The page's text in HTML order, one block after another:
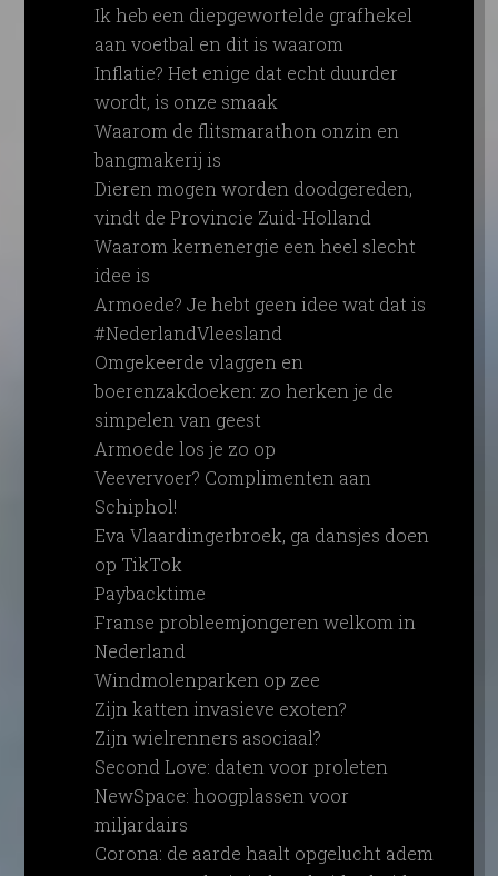
Ik heb een diepgewortelde grafhekel
aan voetbal en dit is waarom
Inflatie? Het enige dat echt duurder
wordt, is onze smaak
Waarom de flitsmarathon onzin en
bangmakerij is
Dieren mogen worden doodgereden,
vindt de Provincie Zuid-Holland
Waarom kernenergie een heel slecht
idee is
Armoede? Je hebt geen idee wat dat is
#NederlandVleesland
Omgekeerde vlaggen en
boerenzakdoeken: zo herken je de
simpelen van geest
Armoede los je zo op
Veevervoer? Complimenten aan
Schiphol!
Eva Vlaardingerbroek, ga dansjes doen
op TikTok
Paybacktime
Franse probleemjongeren welkom in
Nederland
Windmolenparken op zee
Zijn katten invasieve exoten?
Zijn wielrenners asociaal?
Second Love: daten voor proleten
NewSpace: hoogplassen voor
miljardairs
Corona: de aarde haalt opgelucht adem